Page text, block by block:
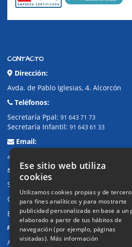
CONTACTO
Dirección:
Avda. de Pablo Iglesias, 4. Alcorcón
Teléfonos:
Secretaría Ppal: 91 643 71 73
Secretaría Infantil: 91 643 61 33
Email:
alkor@colegioalkor.com
SUGERENCIAS Y CANAL DE DENUNCIAS
Sugerencias, Quejas, Reclamaciones
Canal de denuncias
Buzón denuncia drogas CM
PRIVACIDAD
Aviso legal / Política de privacidad
Ese sitio web utiliza
cookies
Utilizamos cookies propias y de
para fines analíticos y para mostrarte
publicidad personalizada en base a un
elaborado a partir de tus hábitos de
navegación (por ejemplo, páginas
visitadas). Más información